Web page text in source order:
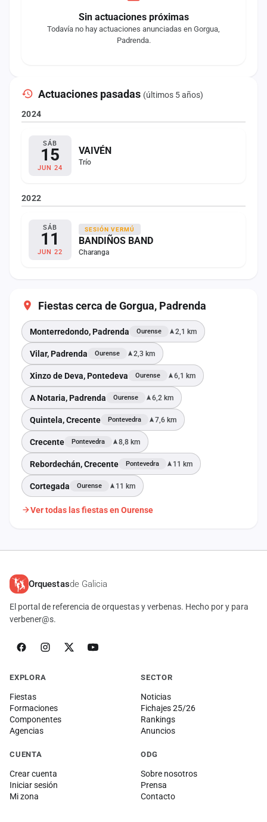
Sin actuaciones próximas
Todavía no hay actuaciones anunciadas en Gorgua,
Padrenda.
Actuaciones pasadas (últimos 5 años)
2024
SÁB
15
JUN 24
VAIVÉN
Trío
2022
SÁB
11
JUN 22
SESIÓN VERMÚ
BANDIÑOS BAND
Charanga
Fiestas cerca de Gorgua, Padrenda
Monterredondo, Padrenda Ourense 2,1 km
Vilar, Padrenda Ourense 2,3 km
Xinzo de Deva, Pontedeva Ourense 6,1 km
A Notaria, Padrenda Ourense 6,2 km
Quintela, Crecente Pontevedra 7,6 km
Crecente Pontevedra 8,8 km
Rebordechán, Crecente Pontevedra 11 km
Cortegada Ourense 11 km
Ver todas las fiestas en Ourense
Orquestasde Galicia
El portal de referencia de orquestas y verbenas. Hecho por y para
verbener@s.
EXPLORA
Fiestas
Formaciones
Componentes
Agencias
SECTOR
Noticias
Fichajes 25/26
Rankings
Anuncios
CUENTA
Crear cuenta
Iniciar sesión
Mi zona
ODG
Sobre nosotros
Prensa
Contacto